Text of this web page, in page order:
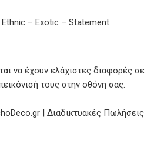
Ethnic – Exotic – Statement
να έχουν ελάχιστες διαφορές σε
τους στην οθόνη σας.
| Διαδικτυακές Πωλήσεις